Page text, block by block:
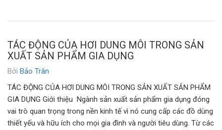
TÁC ĐỘNG CỦA HƠI DUNG MÔI TRONG SẢN
XUẤT SẢN PHẨM GIA DỤNG
Bởi Bảo Trân
TÁC ĐỘNG CỦA HƠI DUNG MÔI TRONG SẢN XUẤT SẢN PHẨM
GIA DỤNG Giới thiệu Ngành sản xuất sản phẩm gia dụng đóng
vai trò quan trọng trong nền kinh tế vì nó cung cấp các đồ dùng
thiết yếu và hữu ích cho mọi gia đình và người tiêu dùng. Từ các